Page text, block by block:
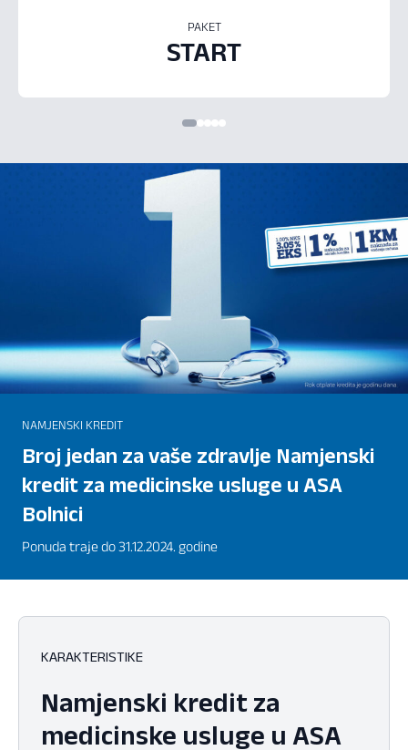
PAKET
START
NAMJENSKI KREDIT
Broj jedan za vaše zdravlje Namjenski
kredit za medicinske usluge u ASA
Bolnici
Ponuda traje do 31.12.2024. godine
KARAKTERISTIKE
Namjenski kredit za
medicinske usluge u ASA